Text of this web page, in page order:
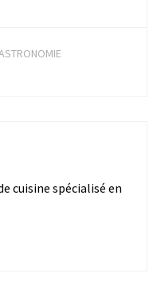
cuisine spécialisé en